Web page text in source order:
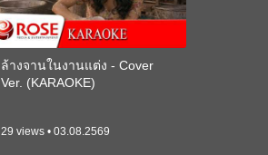
ล้างจานในงานแต่ง - Cover
Ver. (KARAOKE)
29 views • 03.08.2569